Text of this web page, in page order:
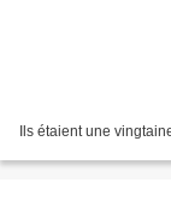
Ils étaient une